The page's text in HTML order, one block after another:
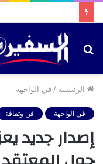
بحث
الرئيسية / في الواجهة
في الواجهة فن وثقافة
إصدار جديد